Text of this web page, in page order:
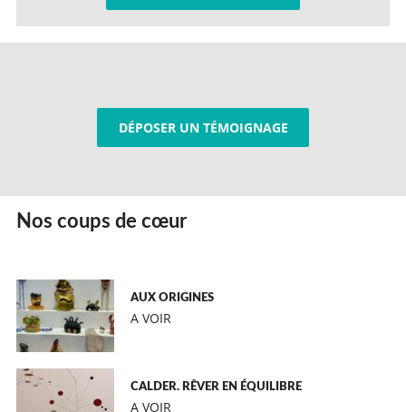
DÉPOSER UN TÉMOIGNAGE
Nos coups de cœur
AUX ORIGINES
A VOIR
CALDER. RÊVER EN ÉQUILIBRE
A VOIR